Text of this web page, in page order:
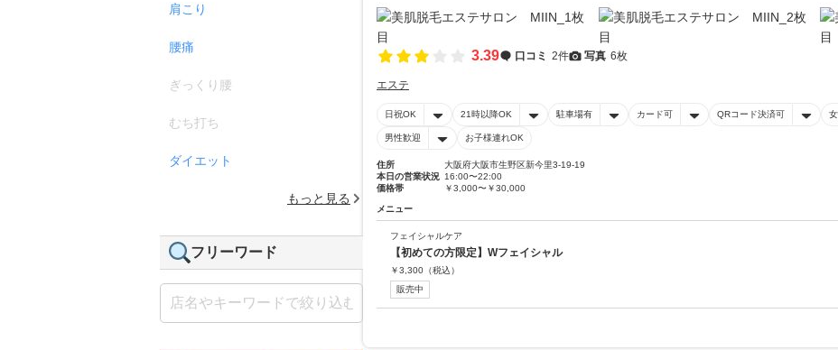
3.39 口コミ 2件 写真 6枚
エステ
日祝OK 21時以降OK 駐車場有 カード可 QRコード決済可
男性歓迎 お子様連れOK
住所
大阪府大阪市生野区新今里3-19-19
本日の営業状況 16:00〜22:00
価格帯
￥3,000〜￥30,000
メニュー
フェイシャルケア
【初めての方限定】Wフェイシャル
￥3,300 （税込）
販売中
肩こり
腰痛
ぎっくり腰
むち打ち
ダイエット
もっと見る
フリーワード